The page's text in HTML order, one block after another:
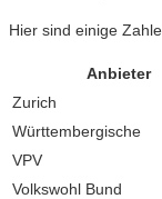
Hier sind einige
Anbieter
Zurich
Württembergische
VPV
Volkswohl Bund